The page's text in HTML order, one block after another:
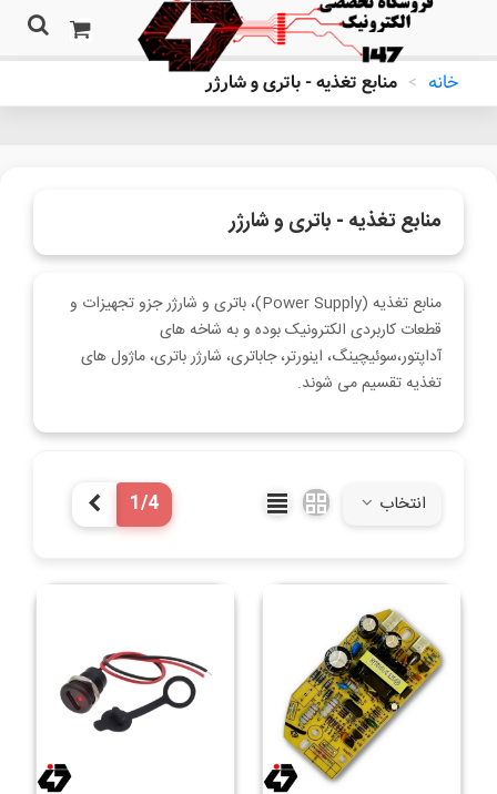
خانه > منابع تغذیه - باتری و شارژر
منابع تغذیه - باتری و شارژر
منابع تغذیه (Power Supply)، باتری و شارژر جزو تجهیزات و
قطعات کاربردی الکترونیک بوده و به شاخه های
آداپتور،سوئیچینگ، اینورتر، جاباتری، شارژر باتری، ماژول های
تغذیه تقسیم می شوند.
انتخاب 1/4 بعدی